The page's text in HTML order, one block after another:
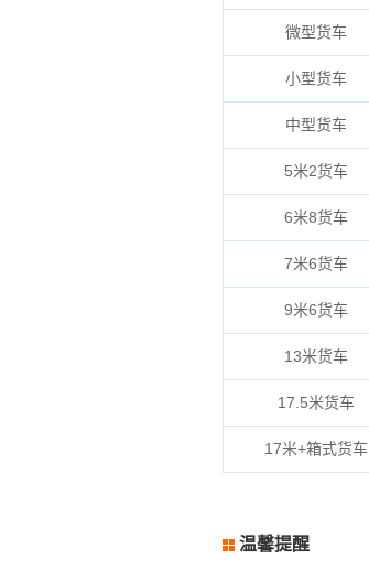
微型货车
小型货车
中型货车
5米2货车
6米8货车
7米6货车
9米6货车
13米货车
17.5米货车
17米+箱式货车
温馨提醒